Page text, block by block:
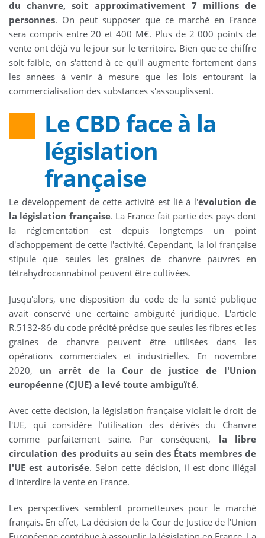
du chanvre, soit approximativement 7 millions de
personnes. On peut supposer que ce marché en France
sera compris entre 20 et 400 M€. Plus de 2 000 points de
vente ont déjà vu le jour sur le territoire. Bien que ce chiffre
soit faible, on s'attend à ce qu'il augmente fortement dans
les années à venir à mesure que les lois entourant la
commercialisation des substances s'assouplissent.
Le CBD face à la
législation
française
Le développement de cette activité est lié à l'évolution de
la législation française. La France fait partie des pays dont
la réglementation est depuis longtemps un point
d'achoppement de cette l'activité. Cependant, la loi française
stipule que seules les graines de chanvre pauvres en
tétrahydrocannabinol peuvent être cultivées.
Jusqu'alors, une disposition du code de la santé publique
avait conservé une certaine ambiguïté juridique. L'article
R.5132-86 du code précité précise que seules les fibres et les
graines de chanvre peuvent être utilisées dans les
opérations commerciales et industrielles. En novembre
2020, un arrêt de la Cour de justice de l'Union
européenne (CJUE) a levé toute ambiguïté.
Avec cette décision, la législation française violait le droit de
l'UE, qui considère l'utilisation des dérivés du Chanvre
comme parfaitement saine. Par conséquent, la libre
circulation des produits au sein des États membres de
l'UE est autorisée. Selon cette décision, il est donc illégal
d'interdire la vente en France.
Les perspectives semblent prometteuses pour le marché
français. En effet, La décision de la Cour de Justice de l'Union